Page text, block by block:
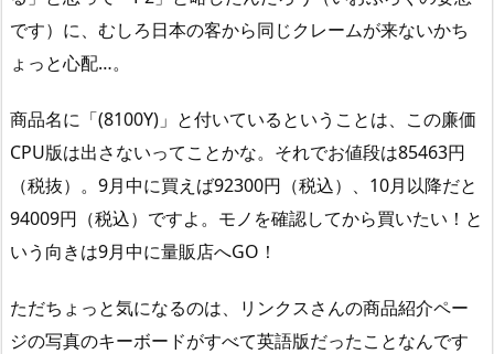
です）に、むしろ日本の客から同じクレームが来ないかち
ょっと心配…。
商品名に「(8100Y)」と付いているということは、この廉価
CPU版は出さないってことかな。それでお値段は85463円
（税抜）。9月中に買えば92300円（税込）、10月以降だと
94009円（税込）ですよ。モノを確認してから買いたい！と
いう向きは9月中に量販店へGO！
ただちょっと気になるのは、リンクスさんの商品紹介ペー
ジの写真のキーボードがすべて英語版だったことなんです